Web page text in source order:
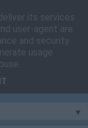
com a ilha
▼
its services
user-agent are
and security
usage